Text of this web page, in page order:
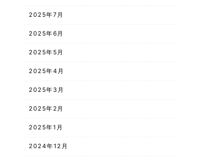
2025年7月
2025年6月
2025年5月
2025年4月
2025年3月
2025年2月
2025年1月
2024年12月